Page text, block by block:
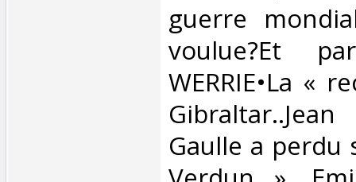
guerre
voulue?Et
WERRIE•La «
Gaulle a perdu